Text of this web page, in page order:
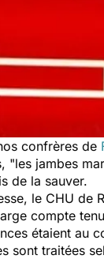
confrères de
"les jambes
de la sauver.
le CHU de
compte
étaient au
sont traitées